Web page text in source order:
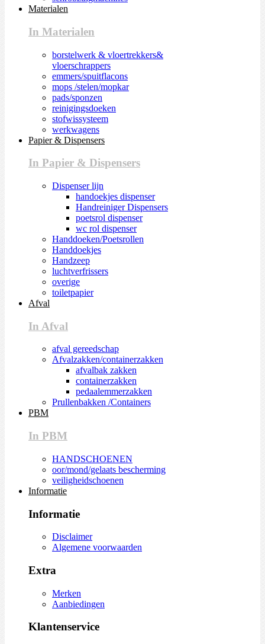
Materialen
In Materialen
borstelwerk & vloertrekkers&
vloerschrappers
emmers/spuitflacons
mops /stelen/mopkar
pads/sponzen
reinigingsdoeken
stofwissysteem
werkwagens
Papier & Dispensers
In Papier & Dispensers
Dispenser lijn
handoekjes dispenser
Handreiniger Dispensers
poetsrol dispenser
wc rol dispenser
Handdoeken/Poetsrollen
Handdoekjes
Handzeep
luchtverfrissers
overige
toiletpapier
Afval
In Afval
afval gereedschap
Afvalzakken/containerzakken
afvalbak zakken
containerzakken
pedaalemmerzakken
Prullenbakken /Containers
PBM
In PBM
HANDSCHOENEN
oor/mond/gelaats bescherming
veiligheidschoenen
Informatie
Informatie
Disclaimer
Algemene voorwaarden
Extra
Merken
Aanbiedingen
Klantenservice